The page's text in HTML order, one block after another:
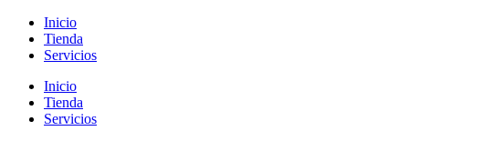
Inicio
Tienda
Servicios
Inicio
Tienda
Servicios